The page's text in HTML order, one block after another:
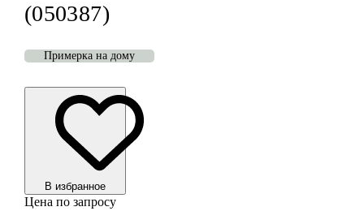
(050387)
Примерка на дому
В избранноe
Цена по запросу